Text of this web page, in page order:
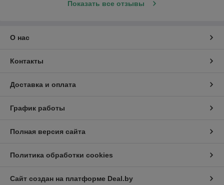
Показать все отзывы
О нас
Контакты
Доставка и оплата
График работы
Полная версия сайта
Политика обработки cookies
Сайт создан на платформе Deal.by